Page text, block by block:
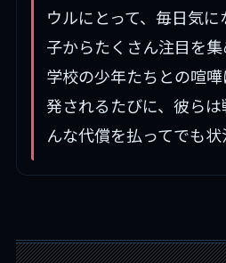
ウルにとって、毎日気
子からたくさん注目を
学校の少年たちとの喧
発されるたびに、彼ら
んな代償を払ってでも状